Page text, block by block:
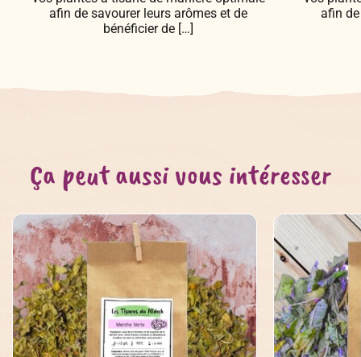
afin de savourer leurs arômes et de
bénéficier de […]
afin
Ça peut aussi vous intéresser